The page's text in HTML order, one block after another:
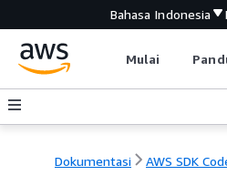
Bahasa Indonesia
Mulai
Dokumentasi AWS SDK